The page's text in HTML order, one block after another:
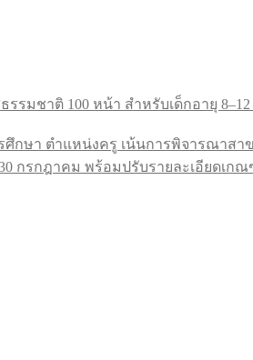
รมชาติ 100 หน้า สำหรับเด็กอายุ 8–12
ษา ตำแหน่งครู เน้นการพิจารณาสา
กรกฎาคม พร้อมปรับรายละเอียดเก